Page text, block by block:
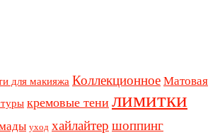
для макияжа Коллекционное Матовая
кремовые тени лимитки
уход хайлайтер шоппинг